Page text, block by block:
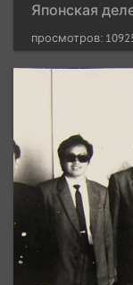
Японская
просмотров: